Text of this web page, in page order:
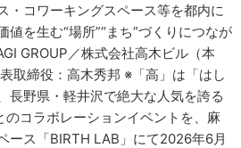
・コワーキングスペース等を都内に
値を生む“場所”“まち”づくりにつなが
GROUP／株式会社高木ビル（本
取締役：高木秀邦 ※「高」は「はし
長野県・軽井沢で絶大な人気を誇る
コラボレーションイベントを、麻
ース「BIRTH LAB」にて2026年6月